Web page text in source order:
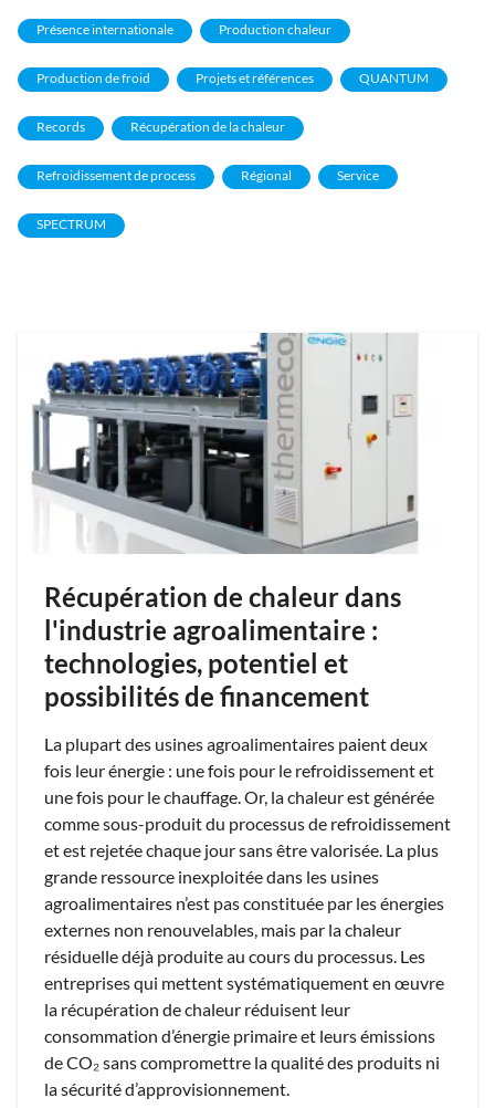
Présence internationale Production chaleur
Production de froid Projets et références QUANTUM
Records Récupération de la chaleur
Refroidissement de process Régional Service
SPECTRUM
Récupération de chaleur dans
l'industrie agroalimentaire :
technologies, potentiel et
possibilités de financement
La plupart des usines agroalimentaires paient deux
fois leur énergie : une fois pour le refroidissement et
une fois pour le chauffage. Or, la chaleur est générée
comme sous-produit du processus de refroidissement
et est rejetée chaque jour sans être valorisée. La plus
grande ressource inexploitée dans les usines
agroalimentaires n’est pas constituée par les énergies
externes non renouvelables, mais par la chaleur
résiduelle déjà produite au cours du processus. Les
entreprises qui mettent systématiquement en œuvre
la récupération de chaleur réduisent leur
consommation d’énergie primaire et leurs émissions
de CO₂ sans compromettre la qualité des produits ni
la sécurité d’approvisionnement.